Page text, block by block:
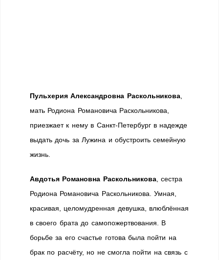
Пульхерия Александровна Раскольникова,
мать Родиона Романовича Раскольникова,
приезжает к нему в Санкт-Петербург в надежде
выдать дочь за Лужина и обустроить семейную
жизнь.
Авдотья Романовна Раскольникова, сестра
Родиона Романовича Раскольникова. Умная,
красивая, целомудренная девушка, влюблённая
в своего брата до самопожертвования. В
борьбе за его счастье готова была пойти на
брак по расчёту, но не смогла пойти на связь с